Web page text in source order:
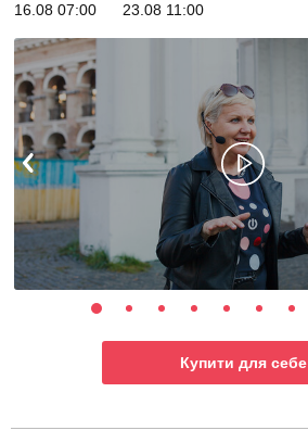
16.08 07:00
23.08 11:00
Купити для себе